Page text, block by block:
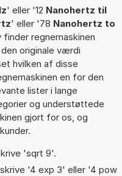
' eller '12 Nanohertz til
' eller '78 Nanohertz to
regnemaskinen
originale værdi
hvilken af disse
en for den
lister i lange
og understøttede
gjort for os, og
'sqrt 9'.
'4 exp 3' eller '4 pow